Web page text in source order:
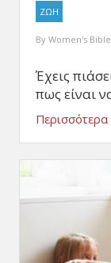
ΖΩΗ
By Women's Bible
Έχεις
πως είναι
Περισσότερα